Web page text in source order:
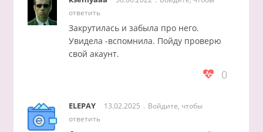
ответить
Закрутилась и забыла про него.
Увидела -вспомнила. Пойду проверю
свой акаунт.
0
ELEPAY 13.02.2025
Войдите, чтобы
ответить